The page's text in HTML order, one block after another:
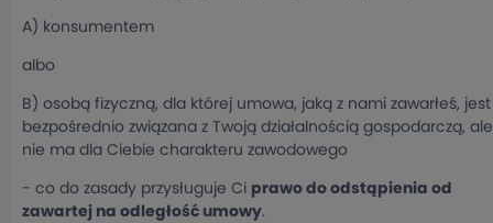
A) konsumentem
albo
B) osobą fizyczną, dla której umowa, jaką z nami zawarłeś, jest
bezpośrednio związana z Twoją działalnością gospodarczą, ale
nie ma dla Ciebie charakteru zawodowego
- co do zasady przysługuje Ci prawo do odstąpienia od
zawartej na odległość umowy.